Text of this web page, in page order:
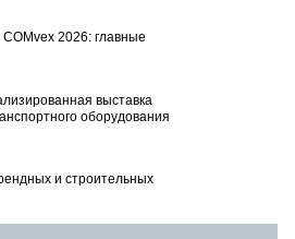
2026: главные
выставка
оборудования
и строительных